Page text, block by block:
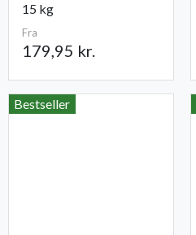
15 kg
Fra
179,95 kr.
Bestseller